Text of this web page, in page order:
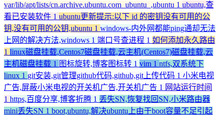
var/lib/apt/lists/cn.archive.ubuntu.com_ubuntu_,ubuntu 1 ubuntu,查
看已安装软件 1 ubuntu更新提示:以下 id 的密钥没有可用的公
钥,没有可用的公钥,ubuntu 1 windows-内外网都能ping通却无法
上网的解决方法,windows 1 端口号查进程 1 如何添加永久路由
1 linux磁盘挂载,Centos7磁盘挂载,云主机(Centos7)磁盘挂载,云
主机磁盘挂载 1 图标旋转,博客图标转 1 vim 1 ntfs,双系统下
linux 1 git安装,git管理github代码,github,git上传代码 1 小米电视
广告,屏蔽小米电视的开关机广告,开关机广告 1 网站运行时间
1 https,百度分享,博客折腾 1 丢失SN,恢复找回SN,小米路由器
mini丢失SN 1 boot,ubuntu,解决ubuntu上由于boot容量不足引起